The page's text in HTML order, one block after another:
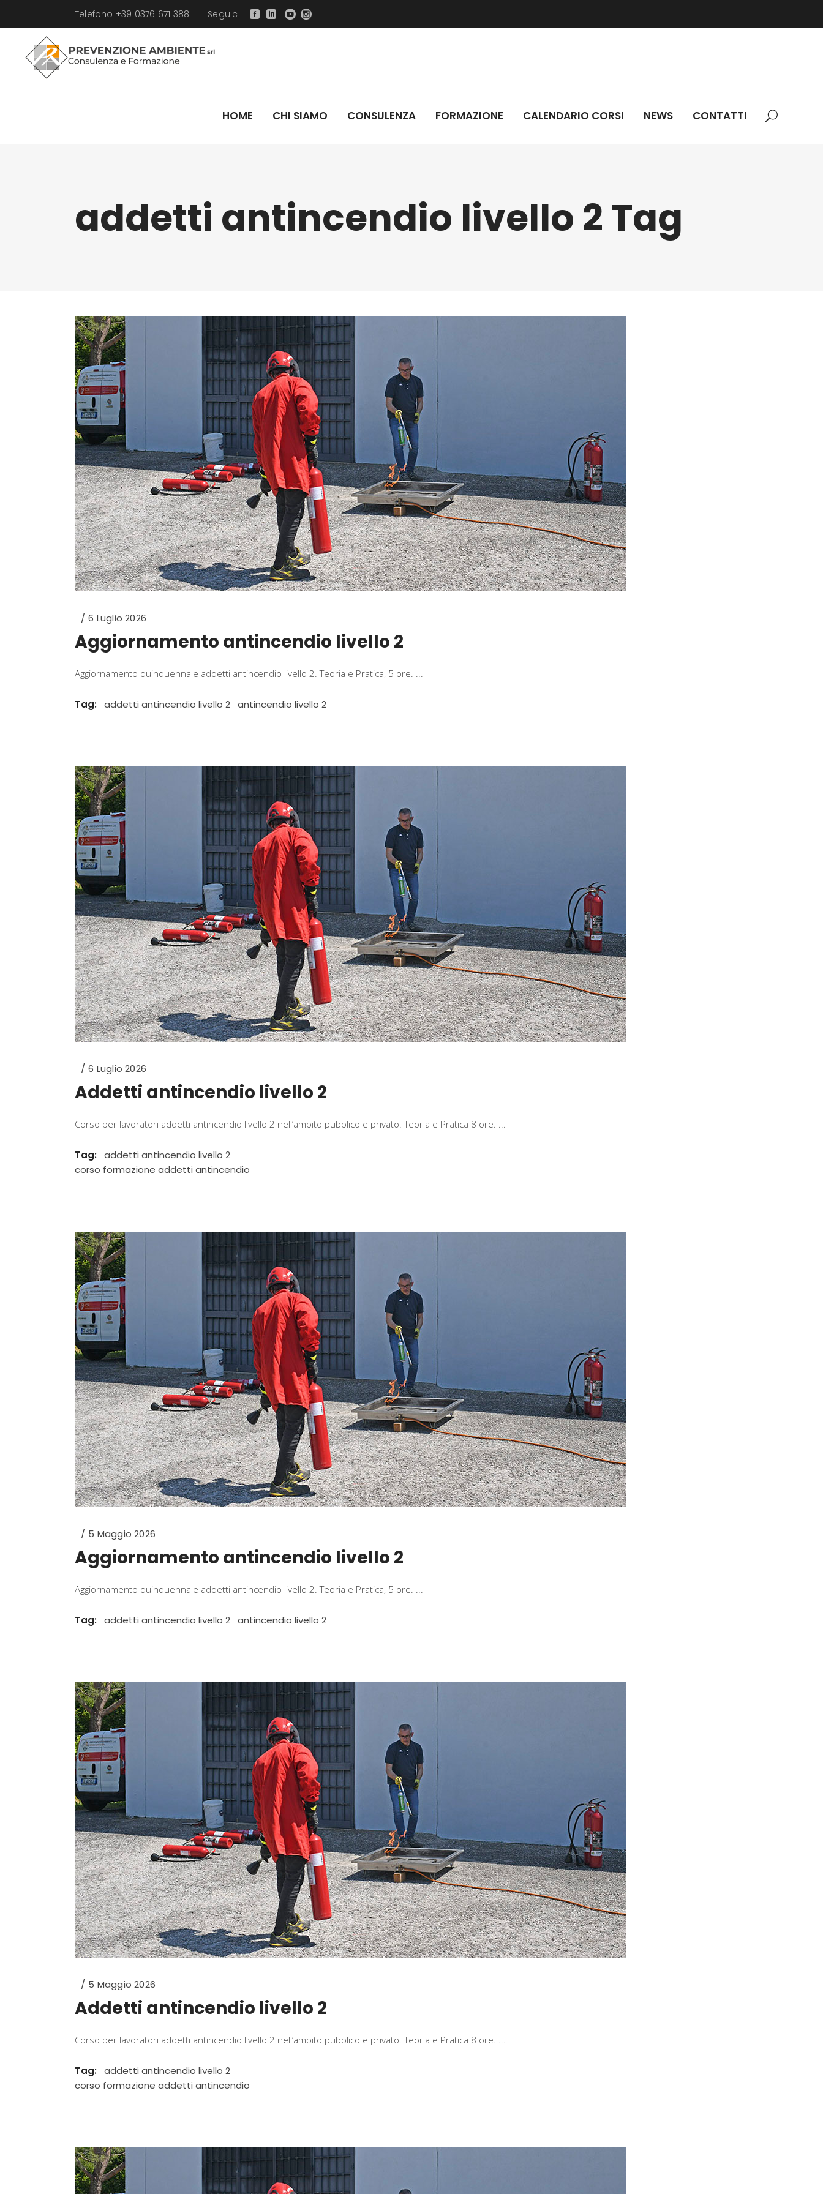
Telefono +39 0376 671 388 Seguici
HOME CHI SIAMO CONSULENZA FORMAZIONE
Addetti lavori elettrici
Addetti Primo Soccorso gruppo A
Lavoratori Rischio Alto
Lavoratori Rischio Medio
Lavoratori Rischio Basso
Lavoratori Rischio Ufficio
Lavori in quota e dpi anticaduta
Lavoratori in Spazi confinati
RLS Rappresentante lavoratori
Utilizzo diisocianati in sicurezza
Carrelli elevatori muletti
Carrelli elevatori braccio telescopico
Carrelli elevatori muletti e telescopiche
Antincendio livello 1
Antincendio livello 2
Datori di Lavoro RSPP – Modulo
Lavoratori Rischio Basso
Lavori in quota e DPI anticaduta
Primo soccorso aziende gruppo A
Primo soccorso aziende gruppo B-C
RLS aziende fino 50 lavoratori
RLS aziende oltre 50 lavoratori
Carrelli elevatori – tutti
Gru su autocarro
Piattaforme elevabili PLE
Addetti uso carroponte
CALENDARIO CORSI NEWS CONTATTI
addetti antincendio livello 2 Tag
6 Luglio 2026
Aggiornamento antincendio livello 2
Aggiornamento quinquennale addetti antincendio livello 2. Teoria e Pratica, 5 ore.
Tag: addetti antincendio livello 2 antincendio livello 2
6 Luglio 2026
Addetti antincendio livello 2
Corso per lavoratori addetti antincendio livello 2 nell’ambito pubblico e privato. Teoria e Pratica 8 ore.
Tag:
addetti antincendio livello 2
corso formazione addetti antincendio
5 Maggio 2026
Aggiornamento antincendio livello 2
Aggiornamento quinquennale addetti antincendio livello 2. Teoria e Pratica, 5 ore.
Tag: addetti antincendio livello 2 antincendio livello 2
5 Maggio 2026
Addetti antincendio livello 2
Corso per lavoratori addetti antincendio livello 2 nell’ambito pubblico e privato. Teoria e Pratica 8 ore.
Tag:
addetti antincendio livello 2
corso formazione addetti antincendio